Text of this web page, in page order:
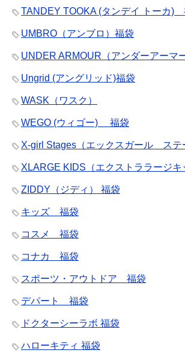
TANDEY TOOKA (タンデイ トーカ)
UMBRO（アンブロ）福袋
UNDER ARMOUR（アンダーアーマ
Ungrid (アングリッド)福袋
WASK（ワスク）
WEGO (ウィゴー) 福袋
X-girl Stages（エックスガール ステ
XLARGE KIDS（エクストララージキ
ZIDDY（ジディ） 福袋
キッズ 福袋
コスメ 福袋
コナカ 福袋
スポーツ・アウトドア 福袋
デパート 福袋
ドクターシーラボ 福袋
ハローキティ 福袋